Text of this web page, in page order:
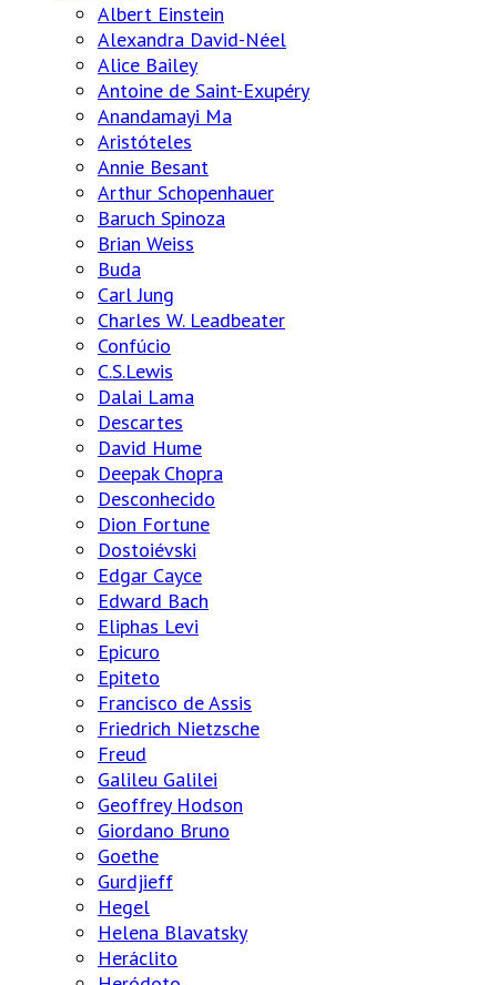
Albert Einstein
Alexandra David-Néel
Alice Bailey
Antoine de Saint-Exupéry
Anandamayi Ma
Aristóteles
Annie Besant
Arthur Schopenhauer
Baruch Spinoza
Brian Weiss
Buda
Carl Jung
Charles W. Leadbeater
Confúcio
C.S.Lewis
Dalai Lama
Descartes
David Hume
Deepak Chopra
Desconhecido
Dion Fortune
Dostoiévski
Edgar Cayce
Edward Bach
Eliphas Levi
Epicuro
Epiteto
Francisco de Assis
Friedrich Nietzsche
Freud
Galileu Galilei
Geoffrey Hodson
Giordano Bruno
Goethe
Gurdjieff
Hegel
Helena Blavatsky
Heráclito